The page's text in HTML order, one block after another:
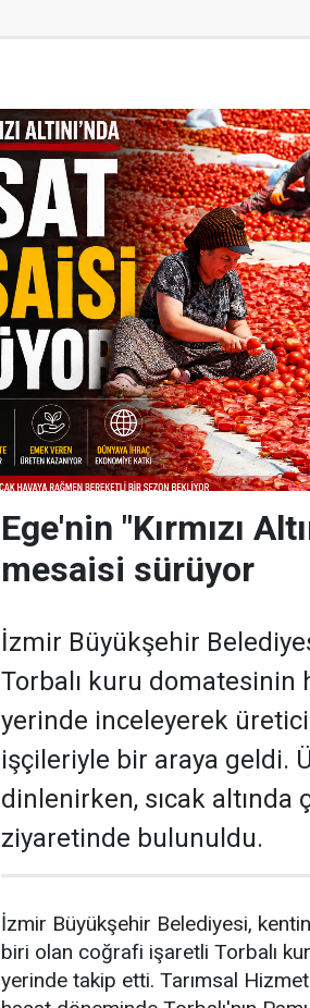
Ege'nin "Kırmızı
mesaisi sürüyor
İzmir Büyükşehir
Torbalı kuru
yerinde inceleyerek
işçileriyle bir araya geldi.
dinlenirken, sıcak altında
ziyaretinde bulunuldu.
İzmir Büyükşehir Belediyesi,
biri olan coğrafi işaretli Torbalı
yerinde takip etti. Tarımsal